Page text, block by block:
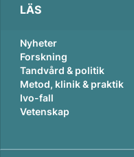
LÄS
Nyheter
Forskning
Tandvård & politik
Metod, klinik & praktik
Ivo-fall
Vetenskap